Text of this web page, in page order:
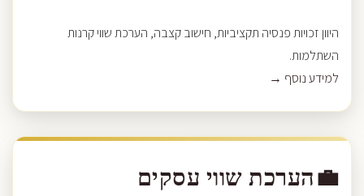
היוון זכויות פנסיה תקציביות, חישוב קצבה, הערכת שווי קרנות
השתלמות.
למידע נוסף →
💼הערכת שווי עסקים